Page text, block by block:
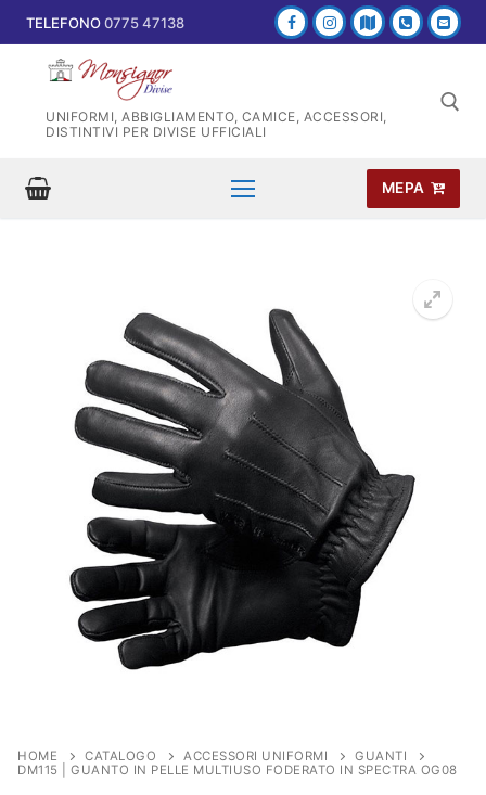
al
contenuto
TELEFONO0775 47138
UNIFORMI, ABBIGLIAMENTO, CAMICE, ACCESSORI,
DISTINTIVI PER DIVISE UFFICIALI
MEPA
HOME CATALOGO ACCESSORI UNIFORMI
GUANTI
DM115 | GUANTO IN PELLE MULTIUSO FODERATO IN SPECTRA OG08